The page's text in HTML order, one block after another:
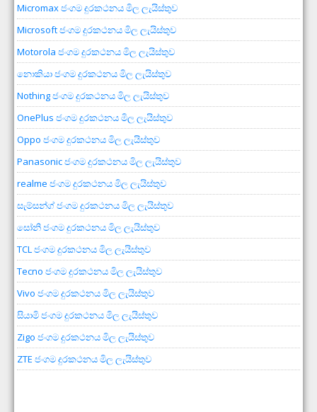
Micromax ජංගම දුරකථනය මිල ලැයිස්තුව
Microsoft ජංගම දුරකථනය මිල ලැයිස්තුව
Motorola ජංගම දුරකථනය මිල ලැයිස්තුව
නොකියා ජංගම දුරකථනය මිල ලැයිස්තුව
Nothing ජංගම දුරකථනය මිල ලැයිස්තුව
OnePlus ජංගම දුරකථනය මිල ලැයිස්තුව
Oppo ජංගම දුරකථනය මිල ලැයිස්තුව
Panasonic ජංගම දුරකථනය මිල ලැයිස්තුව
realme ජංගම දුරකථනය මිල ලැයිස්තුව
සැම්සන්ග් ජංගම දුරකථනය මිල ලැයිස්තුව
සෝනි ජංගම දුරකථනය මිල ලැයිස්තුව
TCL ජංගම දුරකථනය මිල ලැයිස්තුව
Tecno ජංගම දුරකථනය මිල ලැයිස්තුව
Vivo ජංගම දුරකථනය මිල ලැයිස්තුව
සියාමි ජංගම දුරකථනය මිල ලැයිස්තුව
Zigo ජංගම දුරකථනය මිල ලැයිස්තුව
ZTE ජංගම දුරකථනය මිල ලැයිස්තුව